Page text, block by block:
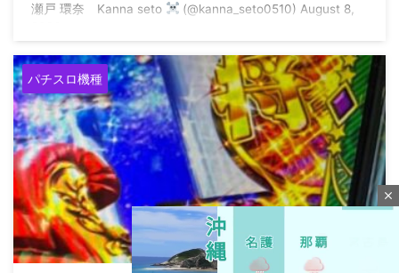
瀬戸 環奈 Kanna seto
(@kanna_seto0510) August 8,
パチスロ機種
2026/8/8
close